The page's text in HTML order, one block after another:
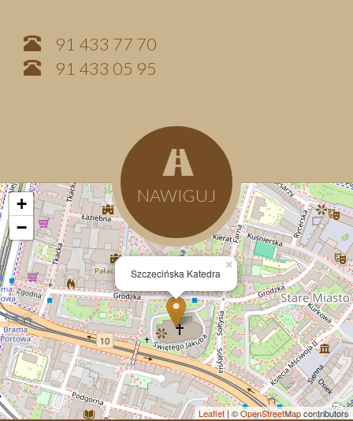
91 433 77 70
91 433 05 95
NAWIGUJ
Szczecińska Katedra
×
+
−
Leaflet | ©OpenStreetMapcontributors